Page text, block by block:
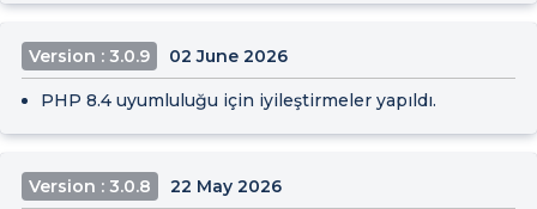
Version : 3.0.9 02 June 2026
PHP 8.4 uyumluluğu için iyileştirmeler yapıldı.
Version : 3.0.8 22 May 2026